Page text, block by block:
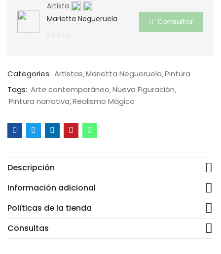
Artista
Marietta Negueruela
5
Consultar
Categories: Artistas Marietta Negueruela Pintura
Tags: Arte contemporáneo Nueva Figuración
Pintura narrativa Realismo Mágico
Descripción
Información adicional
Políticas de la tienda
Consultas